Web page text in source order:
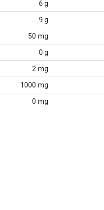
6 g
9 g
50 mg
0 g
2 mg
1000 mg
0 mg